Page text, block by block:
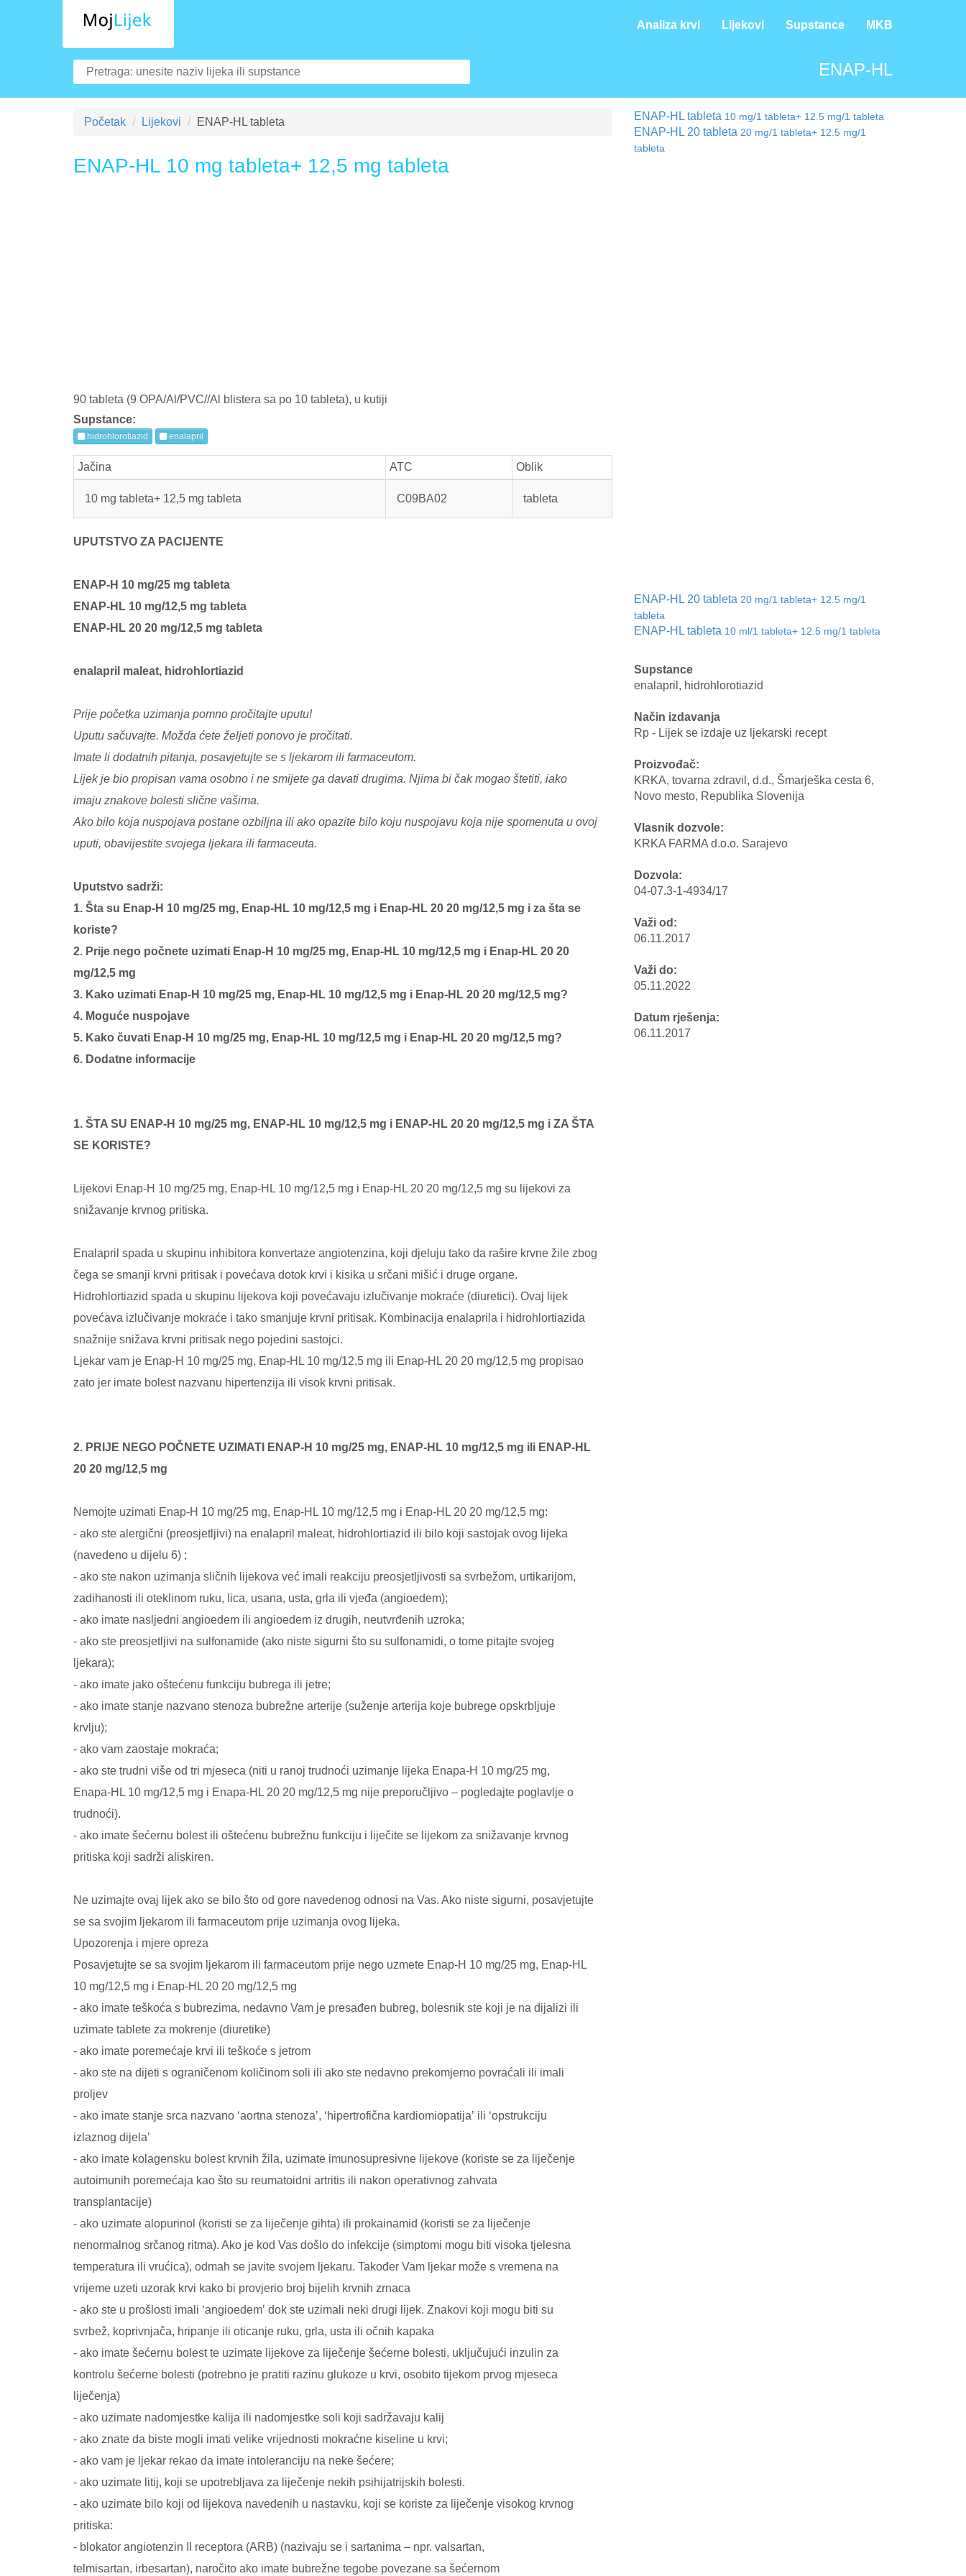
Analiza krvi Lijekovi Supstance MKB
ENAP-HL
Početak Lijekovi ENAP-HL tableta
ENAP-HL 10 mg tableta+ 12,5 mg tableta
90 tableta (9 OPA/Al/PVC//Al blistera sa po 10 tableta), u kutiji
Supstance:
hidrohlorotiazid enalapril
Jačina ATC Oblik
10 mg tableta+ 12,5 mg tableta C09BA02 tableta
UPUTSTVO ZA PACIJENTE
ENAP-H 10 mg/25 mg tableta
ENAP-HL 10 mg/12,5 mg tableta
ENAP-HL 20 20 mg/12,5 mg tableta
enalapril maleat, hidrohlortiazid
Prije početka uzimanja pomno pročitajte uputu!
Uputu sačuvajte. Možda ćete željeti ponovo je pročitati.
Imate li dodatnih pitanja, posavjetujte se s ljekarom ili farmaceutom.
Lijek je bio propisan vama osobno i ne smijete ga davati drugima. Njima bi čak mogao štetiti, iako
imaju znakove bolesti slične vašima.
Ako bilo koja nuspojava postane ozbiljna ili ako opazite bilo koju nuspojavu koja nije spomenuta u ovoj
uputi, obavijestite svojega ljekara ili farmaceuta.
Uputstvo sadrži:
1. Šta su Enap-H 10 mg/25 mg, Enap-HL 10 mg/12,5 mg i Enap-HL 20 20 mg/12,5 mg i za šta se
koriste?
2. Prije nego počnete uzimati Enap-H 10 mg/25 mg, Enap-HL 10 mg/12,5 mg i Enap-HL 20 20
mg/12,5 mg
3. Kako uzimati Enap-H 10 mg/25 mg, Enap-HL 10 mg/12,5 mg i Enap-HL 20 20 mg/12,5 mg?
4. Moguće nuspojave
5. Kako čuvati Enap-H 10 mg/25 mg, Enap-HL 10 mg/12,5 mg i Enap-HL 20 20 mg/12,5 mg?
6. Dodatne informacije
1. ŠTA SU ENAP-H 10 mg/25 mg, ENAP-HL 10 mg/12,5 mg i ENAP-HL 20 20 mg/12,5 mg i ZA ŠTA
SE KORISTE?
Lijekovi Enap-H 10 mg/25 mg, Enap-HL 10 mg/12,5 mg i Enap-HL 20 20 mg/12,5 mg su lijekovi za
snižavanje krvnog pritiska.
Enalapril spada u skupinu inhibitora konvertaze angiotenzina, koji djeluju tako da rašire krvne žile zbog
čega se smanji krvni pritisak i povećava dotok krvi i kisika u srčani mišić i druge organe.
Hidrohlortiazid spada u skupinu lijekova koji povećavaju izlučivanje mokraće (diuretici). Ovaj lijek
povećava izlučivanje mokraće i tako smanjuje krvni pritisak. Kombinacija enalaprila i hidrohlortiazida
snažnije snižava krvni pritisak nego pojedini sastojci.
Ljekar vam je Enap-H 10 mg/25 mg, Enap-HL 10 mg/12,5 mg ili Enap-HL 20 20 mg/12,5 mg propisao
zato jer imate bolest nazvanu hipertenzija ili visok krvni pritisak.
2. PRIJE NEGO POČNETE UZIMATI ENAP-H 10 mg/25 mg, ENAP-HL 10 mg/12,5 mg ili ENAP-HL
20 20 mg/12,5 mg
Nemojte uzimati Enap-H 10 mg/25 mg, Enap-HL 10 mg/12,5 mg i Enap-HL 20 20 mg/12,5 mg:
- ako ste alergični (preosjetljivi) na enalapril maleat, hidrohlortiazid ili bilo koji sastojak ovog lijeka
(navedeno u dijelu 6) ;
- ako ste nakon uzimanja sličnih lijekova već imali reakciju preosjetljivosti sa svrbežom, urtikarijom,
zadihanosti ili oteklinom ruku, lica, usana, usta, grla ili vjeđa (angioedem);
- ako imate nasljedni angioedem ili angioedem iz drugih, neutvrđenih uzroka;
- ako ste preosjetljivi na sulfonamide (ako niste sigurni što su sulfonamidi, o tome pitajte svojeg
ljekara);
- ako imate jako oštećenu funkciju bubrega ili jetre;
- ako imate stanje nazvano stenoza bubrežne arterije (suženje arterija koje bubrege opskrbljuje
krvlju);
- ako vam zaostaje mokraća;
- ako ste trudni više od tri mjeseca (niti u ranoj trudnoći uzimanje lijeka Enapa-H 10 mg/25 mg,
Enapa-HL 10 mg/12,5 mg i Enapa-HL 20 20 mg/12,5 mg nije preporučljivo – pogledajte poglavlje o
trudnoći).
- ako imate šećernu bolest ili oštećenu bubrežnu funkciju i liječite se lijekom za snižavanje krvnog
pritiska koji sadrži aliskiren.
Ne uzimajte ovaj lijek ako se bilo što od gore navedenog odnosi na Vas. Ako niste sigurni, posavjetujte
se sa svojim ljekarom ili farmaceutom prije uzimanja ovog lijeka.
Upozorenja i mjere opreza
Posavjetujte se sa svojim ljekarom ili farmaceutom prije nego uzmete Enap-H 10 mg/25 mg, Enap-HL
10 mg/12,5 mg i Enap-HL 20 20 mg/12,5 mg
- ako imate teškoća s bubrezima, nedavno Vam je presađen bubreg, bolesnik ste koji je na dijalizi ili
uzimate tablete za mokrenje (diuretike)
- ako imate poremećaje krvi ili teškoće s jetrom
- ako ste na dijeti s ograničenom količinom soli ili ako ste nedavno prekomjerno povraćali ili imali
proljev
- ako imate stanje srca nazvano ʻaortna stenozaʼ, ʻhipertrofična kardiomiopatijaʼ ili ʻopstrukciju
izlaznog dijelaʼ
- ako imate kolagensku bolest krvnih žila, uzimate imunosupresivne lijekove (koriste se za liječenje
autoimunih poremećaja kao što su reumatoidni artritis ili nakon operativnog zahvata
transplantacije)
- ako uzimate alopurinol (koristi se za liječenje gihta) ili prokainamid (koristi se za liječenje
nenormalnog srčanog ritma). Ako je kod Vas došlo do infekcije (simptomi mogu biti visoka tjelesna
temperatura ili vrućica), odmah se javite svojem ljekaru. Također Vam ljekar može s vremena na
vrijeme uzeti uzorak krvi kako bi provjerio broj bijelih krvnih zrnaca
- ako ste u prošlosti imali ʻangioedemʼ dok ste uzimali neki drugi lijek. Znakovi koji mogu biti su
svrbež, koprivnjača, hripanje ili oticanje ruku, grla, usta ili očnih kapaka
- ako imate šećernu bolest te uzimate lijekove za liječenje šećerne bolesti, uključujući inzulin za
kontrolu šećerne bolesti (potrebno je pratiti razinu glukoze u krvi, osobito tijekom prvog mjeseca
liječenja)
- ako uzimate nadomjestke kalija ili nadomjestke soli koji sadržavaju kalij
- ako znate da biste mogli imati velike vrijednosti mokraćne kiseline u krvi;
- ako vam je ljekar rekao da imate intoleranciju na neke šećere;
- ako uzimate litij, koji se upotrebljava za liječenje nekih psihijatrijskih bolesti.
- ako uzimate bilo koji od lijekova navedenih u nastavku, koji se koriste za liječenje visokog krvnog
pritiska:
- blokator angiotenzin II receptora (ARB) (nazivaju se i sartanima – npr. valsartan,
telmisartan, irbesartan), naročito ako imate bubrežne tegobe povezane sa šećernom
ENAP-HL tableta 10 mg/1 tableta+ 12.5 mg/1 tableta
ENAP-HL 20 tableta 20 mg/1 tableta+ 12.5 mg/1
tableta
ENAP-HL 20 tableta 20 mg/1 tableta+ 12.5 mg/1
tableta
ENAP-HL tableta 10 ml/1 tableta+ 12.5 mg/1 tableta
Supstance
enalapril, hidrohlorotiazid
Način izdavanja
Rp - Lijek se izdaje uz ljekarski recept
Proizvođač:
KRKA, tovarna zdravil, d.d., Šmarješka cesta 6,
Novo mesto, Republika Slovenija
Vlasnik dozvole:
KRKA FARMA d.o.o. Sarajevo
Dozvola:
04-07.3-1-4934/17
Važi od:
06.11.2017
Važi do:
05.11.2022
Datum rješenja:
06.11.2017